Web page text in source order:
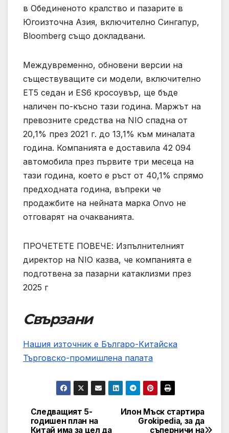
в Обединеното кралство и пазарите в
Югоизточна Азия, включително Сингапур,
Bloomberg също докладвани.
Междувременно, обновени версии на
съществуващите си модели, включително
ЕТ5 седан и ES6 кросоувър, ще бъде
наличен по-късно тази година. Маржът на
превозните средства на NIO спадна от
20,1% през 2021 г. до 13,1% към миналата
година. Компанията е доставила 42 094
автомобила през първите три месеца на
тази година, което е ръст от 40,1% спрямо
предходната година, въпреки че
продажбите на нейната марка Onvo не
отговарят на очакванията.
ПРОЧЕТЕТЕ ПОВЕЧЕ: Изпълнителният
директор на NIO казва, че компанията е
подготвена за пазарни катаклизми през
2025 г
Свързани
Нашия източник е Българо-Китайска
Търговско-промишлена палaта
Post
Илон Мъск стартира
Grokipedia, за да
съперничи на
Следващият 5-
годишен план на
Китай има за цел да